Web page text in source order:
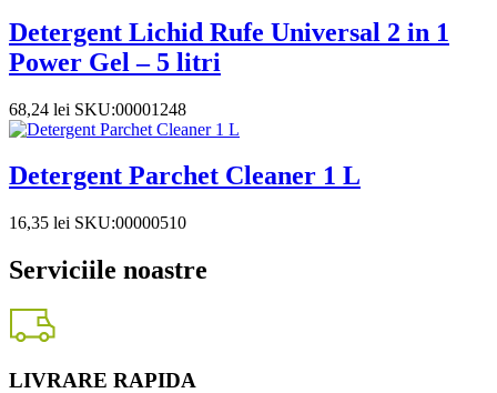
Detergent Lichid Rufe Universal 2 in 1
Power Gel – 5 litri
68,24 lei SKU:00001248
Detergent Parchet Cleaner 1 L
16,35 lei SKU:00000510
Serviciile noastre
LIVRARE RAPIDA